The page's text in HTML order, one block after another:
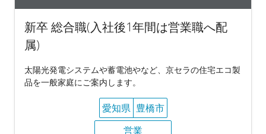
新卒 総合職(入社後1年間は営業職へ配
属)
太陽光発電システムや蓄電池やなど、京セラの住宅エコ製
品を一般家庭にご案内します。
愛知県 豊橋市
営業